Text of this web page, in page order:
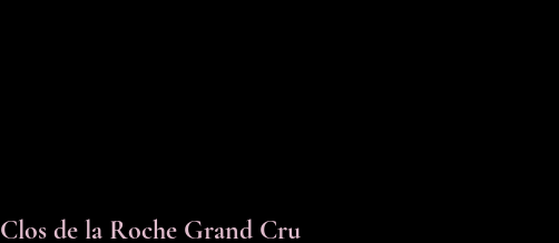
Clos de la Roche Grand Cru